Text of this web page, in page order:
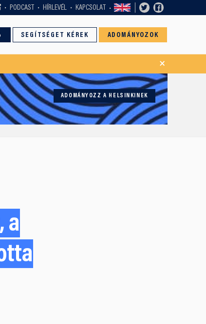
PODCAST HÍRLEVÉL KAPCSOLAT
SEGÍTSÉGET KÉREK ADOMÁNYOZOK
×
ADOMÁNYOZZ A HELSINKINEK
a